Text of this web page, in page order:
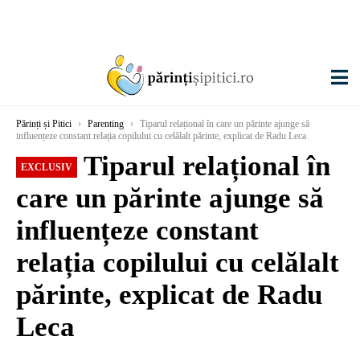
Părinți și Pitici › Parenting ›
Tiparul relațional în care un părinte ajunge să
influențeze constant relația copilului cu celălalt părinte, explicat de Radu Leca
EXCLUSIV
Tiparul relațional în
care un părinte ajunge să
influențeze constant
relația copilului cu celălalt
părinte, explicat de Radu
Leca